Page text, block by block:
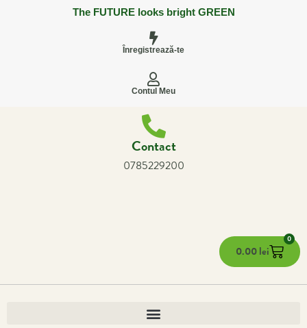
The FUTURE looks bright GREEN
Înregistrează-te
Contul Meu
Contact
0785229200
0.00lei
0